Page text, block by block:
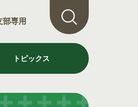
部専用
トピックス